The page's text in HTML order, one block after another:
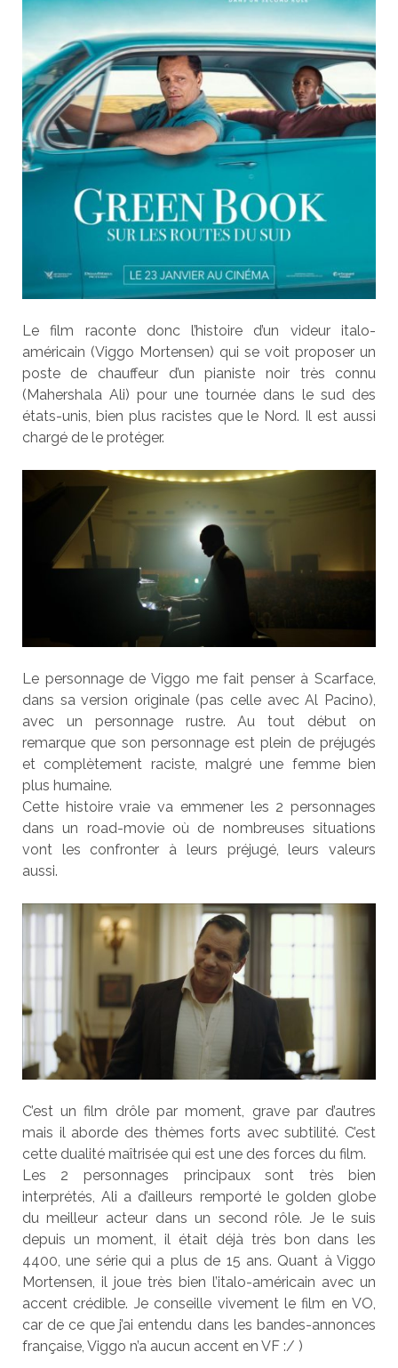
Le film raconte donc l’histoire d’un videur italo-
américain (Viggo Mortensen) qui se voit proposer un
poste de chauffeur d’un pianiste noir très connu
(Mahershala Ali) pour une tournée dans le sud des
états-unis, bien plus racistes que le Nord. Il est aussi
chargé de le protéger.
Le personnage de Viggo me fait penser à Scarface,
dans sa version originale (pas celle avec Al Pacino),
avec un personnage rustre. Au tout début on
remarque que son personnage est plein de préjugés
et complètement raciste, malgré une femme bien
plus humaine.
Cette histoire vraie va emmener les 2 personnages
dans un road-movie où de nombreuses situations
vont les confronter à leurs préjugé, leurs valeurs
aussi.
C’est un film drôle par moment, grave par d’autres
mais il aborde des thèmes forts avec subtilité. C’est
cette dualité maîtrisée qui est une des forces du film.
Les 2 personnages principaux sont très bien
interprétés, Ali a d’ailleurs remporté le golden globe
du meilleur acteur dans un second rôle. Je le suis
depuis un moment, il était déjà très bon dans les
4400, une série qui a plus de 15 ans. Quant à Viggo
Mortensen, il joue très bien l’italo-américain avec un
accent crédible. Je conseille vivement le film en VO,
car de ce que j’ai entendu dans les bandes-annonces
française, Viggo n’a aucun accent en VF :/ )